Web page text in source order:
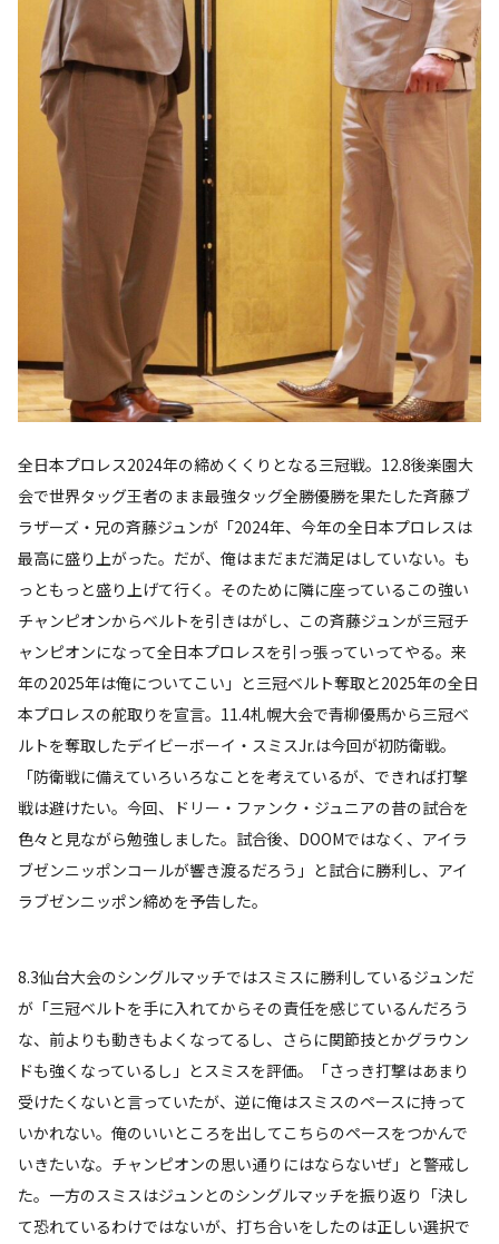
全日本プロレス2024年の締めくくりとなる三冠戦。12.8後楽園大
会で世界タッグ王者のまま最強タッグ全勝優勝を果たした斉藤ブ
ラザーズ・兄の斉藤ジュンが「2024年、今年の全日本プロレスは
最高に盛り上がった。だが、俺はまだまだ満足はしていない。も
っともっと盛り上げて行く。そのために隣に座っているこの強い
チャンピオンからベルトを引きはがし、この斉藤ジュンが三冠チ
ャンピオンになって全日本プロレスを引っ張っていってやる。来
年の2025年は俺についてこい」と三冠ベルト奪取と2025年の全日
本プロレスの舵取りを宣言。11.4札幌大会で青柳優馬から三冠ベ
ルトを奪取したデイビーボーイ・スミスJr.は今回が初防衛戦。
「防衛戦に備えていろいろなことを考えているが、できれば打撃
戦は避けたい。今回、ドリー・ファンク・ジュニアの昔の試合を
色々と見ながら勉強しました。試合後、DOOMではなく、アイラ
ブゼンニッポンコールが響き渡るだろう」と試合に勝利し、アイ
ラブゼンニッポン締めを予告した。
8.3仙台大会のシングルマッチではスミスに勝利しているジュンだ
が「三冠ベルトを手に入れてからその責任を感じているんだろう
な、前よりも動きもよくなってるし、さらに関節技とかグラウン
ドも強くなっているし」とスミスを評価。「さっき打撃はあまり
受けたくないと言っていたが、逆に俺はスミスのペースに持って
いかれない。俺のいいところを出してこちらのペースをつかんで
いきたいな。チャンピオンの思い通りにはならないぜ」と警戒し
た。一方のスミスはジュンとのシングルマッチを振り返り「決し
て恐れているわけではないが、打ち合いをしたのは正しい選択で